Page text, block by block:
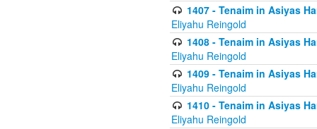
1407 - Tenaim in Asiyas
Eliyahu Reingold
1408 - Tenaim in Asiyas
Eliyahu Reingold
1409 - Tenaim in Asiyas
Eliyahu Reingold
1410 - Tenaim in Asiyas
Eliyahu Reingold